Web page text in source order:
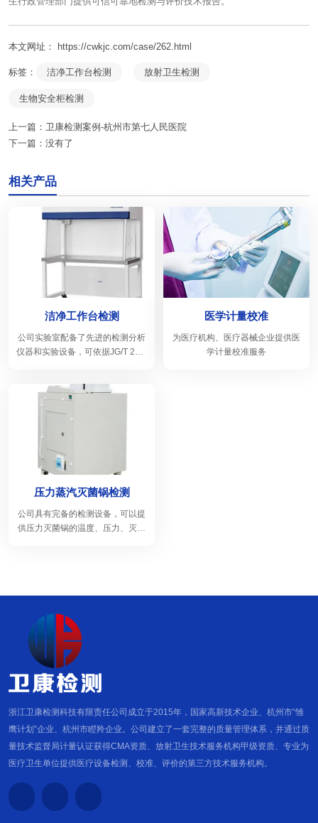
本文网址： https://cwkjc.com/case/262.html
标签： 洁净工作台检测 放射卫生检测
生物安全柜检测
上一篇： 卫康检测案例-杭州市第七人民医院
下一篇： 没有了
相关产品
洁净工作台检测
公司实验室配备了先进的检测分析
仪器和实验设备，可依据JG/T 292-
医学计量校准
为医疗机构、医疗器械企业提供医
学计量校准服务
压力蒸汽灭菌锅检测
公司具有完备的检测设备，可以提
供压力灭菌锅的温度、压力、灭菌
浙江卫康检测科技有限责任公司成立于2015年，国家高新技术企业、杭州市“雏
鹰计划”企业、杭州市瞪羚企业。公司建立了一套完整的质量管理体系，并通过质
量技术监督局计量认证获得CMA资质、放射卫生技术服务机构甲级资质、专业为
医疗卫生单位提供医疗设备检测、校准、评价的第三方技术服务机构。